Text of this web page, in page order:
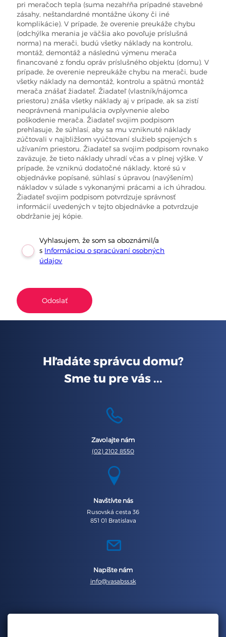
pri meračoch tepla (suma nezahŕňa prípadné stavebné
zásahy, neštandardné montážne úkony či iné
komplikácie). V prípade, že overenie preukáže chybu
(odchýlka merania je väčšia ako povoľuje príslušná
norma) na merači, budú všetky náklady na kontrolu,
montáž, demontáž a následnú výmenu merača
financované z fondu opráv príslušného objektu (domu). V
prípade, že overenie nepreukáže chybu na merači, bude
všetky náklady na demontáž, kontrolu a spätnú montáž
merača znášať žiadateľ. Žiadateľ (vlastník/nájomca
priestoru) znáša všetky náklady aj v prípade, ak sa zistí
neoprávnená manipulácia ovplyvnenie alebo
poškodenie merača. Žiadateľ svojim podpisom
prehlasuje, že súhlasí, aby sa mu vzniknuté náklady
zúčtovali v najbližšom vyúčtovaní služieb spojených s
užívaním priestoru. Žiadateľ sa svojim podpisom rovnako
zaväzuje, že tieto náklady uhradí včas a v plnej výške. V
prípade, že vzniknú dodatočné náklady, ktoré sú v
objednávke popísané, súhlasí s úpravou (navýšením)
nákladov v súlade s vykonanými prácami a ich úhradou.
Žiadateľ svojim podpisom potvrdzuje správnosť
informácií uvedených v tejto objednávke a potvrdzuje
obdržanie jej kópie.
Vyhlasujem, že som sa oboznámil/a
s Informáciou o spracúvaní osobných
údajov
Odoslať
Hľadáte správcu domu?
Sme tu pre vás ...
Zavolajte nám
(02) 2102 8550
Navštívte nás
Rusovská cesta 36
851 01 Bratislava
Napíšte nám
info@vasabss.sk